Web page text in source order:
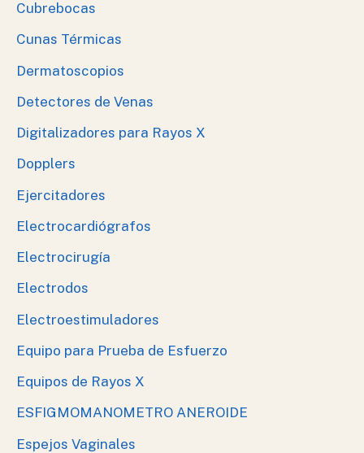
Cubrebocas
Cunas Térmicas
Dermatoscopios
Detectores de Venas
Digitalizadores para Rayos X
Dopplers
Ejercitadores
Electrocardiógrafos
Electrocirugía
Electrodos
Electroestimuladores
Equipo para Prueba de Esfuerzo
Equipos de Rayos X
ESFIGMOMANOMETRO ANEROIDE
Espejos Vaginales